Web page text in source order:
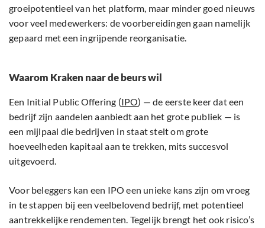
groeipotentieel van het platform, maar minder goed nieuws
voor veel medewerkers: de voorbereidingen gaan namelijk
gepaard met een ingrijpende reorganisatie.
Waarom Kraken naar de beurs wil
Een Initial Public Offering (IPO) — de eerste keer dat een
bedrijf zijn aandelen aanbiedt aan het grote publiek — is
een mijlpaal die bedrijven in staat stelt om grote
hoeveelheden kapitaal aan te trekken, mits succesvol
uitgevoerd.
Voor beleggers kan een IPO een unieke kans zijn om vroeg
in te stappen bij een veelbelovend bedrijf, met potentieel
aantrekkelijke rendementen. Tegelijk brengt het ook risico’s